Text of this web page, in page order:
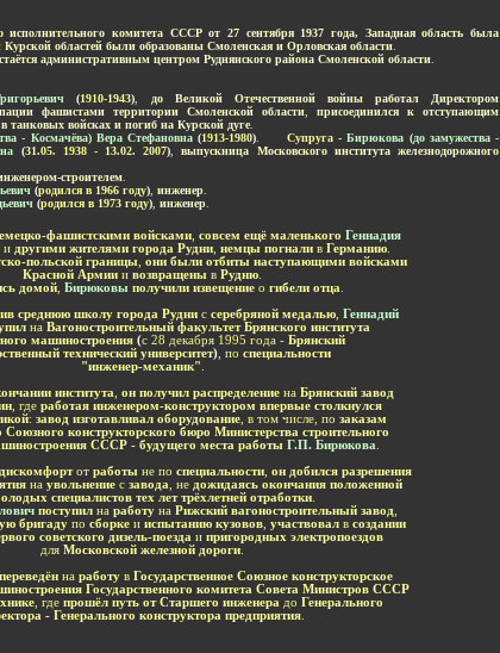
исполнительного комитета СССР от 27 сентября 1937 года, Западная область была
Курской областей были образованы Смоленская и Орловская области
административным центром Руднянского района Смоленской области
(1910-1943)
до Великой Отечественной войны работал Директором
фашистами территории Смоленской области
присоединился к отступающим
танковых войсках и погиб на Курской дуге
- Космачёва) Вера Стефановна (1913-1980) Супруга - Бирюкова (до замужества -
(31.05. 1938- 13.02. 2007) ,выпускница Московского института железнодорожного
строителем
(родился в 1966 году) инженер
(родился в 1973 году) инженер
фашистскими войсками совсем ещё маленького Геннадия
и другими жителями города Рудни немцы погнали в Германию
польской границы, они были отбиты наступающими войсками
Красной Армии и возвращены в Рудню
домой, Бирюковыполучили извещение о гибели отца
среднюю школу города Рудни с серебряной медалью, Геннадий
на Вагоностроительный факультет Брянского института
машиностроения (с 28 декабря 1995 года - Брянский
технический университет), по специальности
"инженер-механик"
института он получил распределение на Брянский завод
, где работая инженером-конструктором впервые столкнулся
: завод изготавливал оборудование , в том числе, по заказам
Союзного конструкторского бюро Министерства строительного
СССР - будущего места работы Г.П. Бирюкова
от работы не по специальности он добился разрешения
на увольнение с завода , не дожидаясь окончания положенной
специалистов тех лет трёхлетней отработки
поступил на работу на Рижский вагоностроительный завод
бригаду по сборке и испытанию кузовов участвовал в создании
советского дизель-поезда и пригородных электропоездов
для Московской железной дороги
на работу в Государственное Союзное конструкторское
Государственного комитета Совета Министров СССР
, где прошёл путь от Старшего инженера до Генерального
- Генерального конструктора предприятия